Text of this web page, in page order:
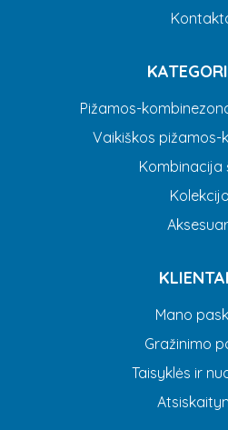
Pižamos-
Vaikiškos pižamos-
Kombinacija
Mano
Gražinimo
Taisyklės ir